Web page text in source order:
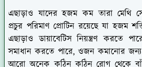
এছাড়াও যাদের হজম কম তারা মেথি
প্রচুর পরিমাণ প্রোটিন রয়েছে যা হজম
এছাড়াও ডায়াবেটিস নিয়ন্ত্রণ করতে
সমাধান করতে পারে, ওজন কমানোর